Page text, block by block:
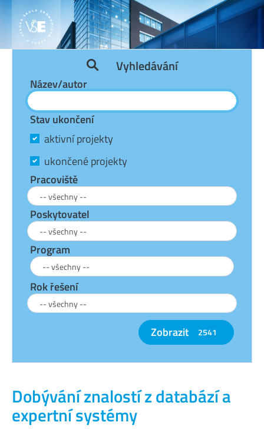
Dobývání znalostí z databází a
expertní systémy
Vyhledávání
Název/autor
Stav ukončení
aktivní projekty
ukončené projekty
Pracoviště
Poskytovatel
Program
Rok řešení
Zobrazit 2541